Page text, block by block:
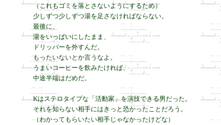
（これもゴミを落とさないようにするため）
少しずつ少しずつ湯を足さなければならない。
最後に、
湯をいっぱいにしたまま、
ドリッパーを外すんだ。
もったいないとか言うなよ。
うまいコーヒーを飲みたければ、
中途半端はだめだ。
Kはステロタイプな「活動家」を演技できる男だった。
それを知らない相手にはきっと恐かったことだろう。
（わかってもらいたい相手じゃなかったけどな）